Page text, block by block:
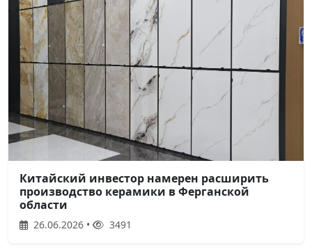
Китайский инвестор намерен расширить
производство керамики в Ферганской
области
26.06.2026 • 3491